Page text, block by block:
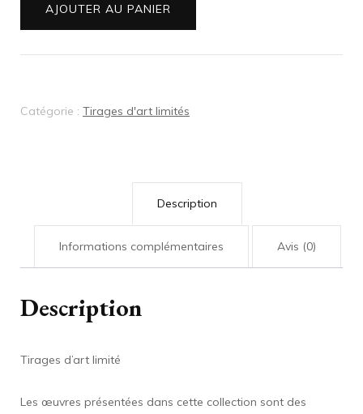
d'art
-
AJOUTER AU PANIER
Catégorie : Tirages d'art limités
Description
Informations complémentaires Avis (0)
Description
Tirages d’art limité
Les œuvres présentées dans cette collection sont des